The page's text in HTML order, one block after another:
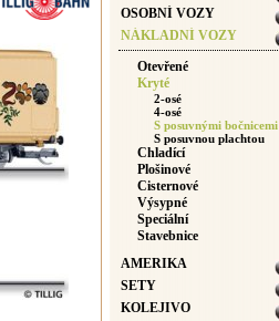
OSOBNÍ VOZY
NÁKLADNÍ VOZY
Otevřené
Kryté
2-osé
4-osé
S posuvnými bočnicemi
S posuvnou plachtou
Chladící
Plošinové
Cisternové
Výsypné
Speciální
Stavebnice
AMERIKA
SETY
KOLEJIVO